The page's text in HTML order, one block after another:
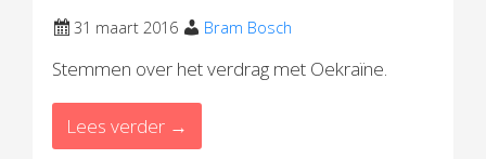
31 maart 2016 Bram Bosch
Stemmen over het verdrag met Oekraïne.
Lees verder →